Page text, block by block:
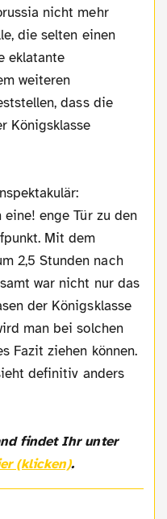
nicht mehr
die selten einen
eklatante
weiteren
dass die
Königsklasse
enge Tür zu den
Mit dem
2,5 Stunden nach
war nicht nur das
der Königsklasse
man bei solchen
Fazit ziehen können.
definitiv anders
findet Ihr unter
(klicken).